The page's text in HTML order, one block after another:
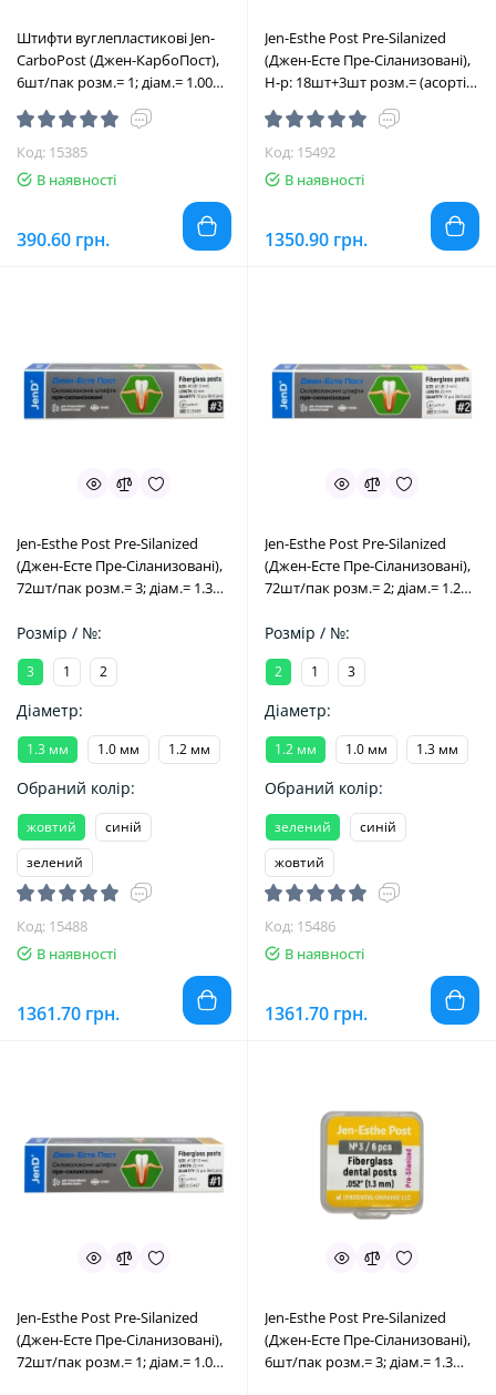
Штифти вуглепластикові Jen-
CarboPost (Джен-КарбоПост),
6шт/пак розм.= 1; діам.= 1.00
мм (Джендентал-Україна/
Джендентал-Україна)
Код: 15385
В наявності
390.60 грн.
Jen-Esthe Post Pre-Silanized
(Джен-Есте Пре-Сіланизовані),
Н-р: 18шт+3шт розм.= (асорті) -
Штифти скловолоконні
пресіланізовані (Джендентал-
Україна/Джендентал-Україна)
Код: 15492
В наявності
1350.90 грн.
Jen-Esthe Post Pre-Silanized
(Джен-Есте Пре-Сіланизовані),
72шт/пак розм.= 3; діам.= 1.3
скловолоконні пре-
сіланізовані (Джендентал-
Україна/Джендентал-Україна)
Розмір / №:
3 1 2
Діаметр:
1.3 мм 1.0 мм 1.2 мм
Обраний колір:
жовтий
синій
зелений
Код: 15488
В наявності
1361.70 грн.
Jen-Esthe Post Pre-Silanized
(Джен-Есте Пре-Сіланизовані),
72шт/пак розм.= 2; діам.= 1.2
скловолоконні пре-
сіланізовані (Джендентал-
Україна/Джендентал-Україна)
Розмір / №:
2 1 3
Діаметр:
1.2 мм 1.0 мм 1.3 мм
Обраний колір:
зелений
синій
жовтий
Код: 15486
В наявності
1361.70 грн.
Jen-Esthe Post Pre-Silanized
(Джен-Есте Пре-Сіланизовані),
72шт/пак розм.= 1; діам.= 1.0
Jen-Esthe Post Pre-Silanized
(Джен-Есте Пре-Сіланизовані),
6шт/пак розм.= 3; діам.= 1.3